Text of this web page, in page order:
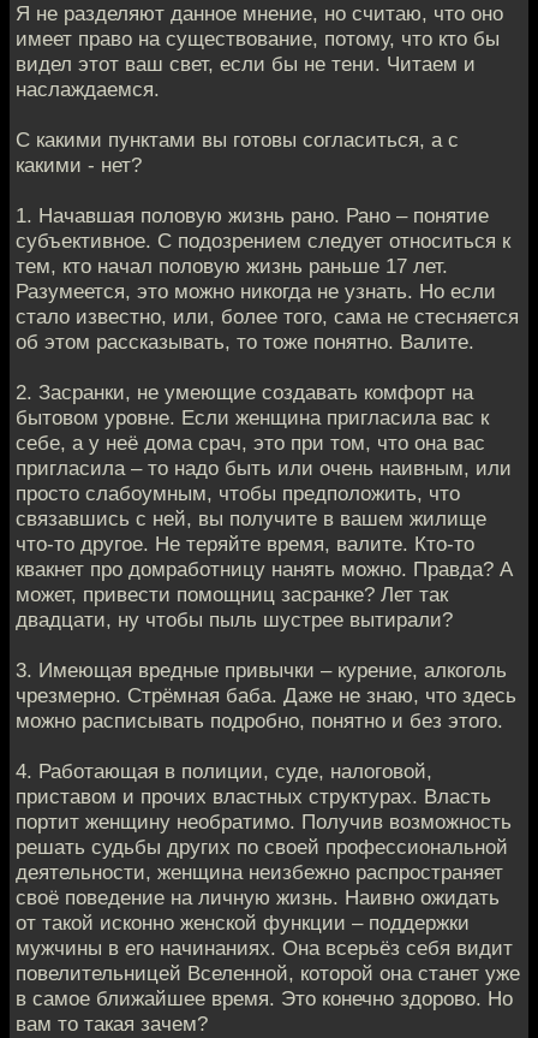
Я не разделяют данное мнение, но считаю, что оно
имеет право на существование, потому, что кто бы
видел этот ваш свет, если бы не тени. Читаем и
наслаждаемся.
С какими пунктами вы готовы согласиться, а с
какими - нет?
1. Начавшая половую жизнь рано. Рано – понятие
субъективное. С подозрением следует относиться к
тем, кто начал половую жизнь раньше 17 лет.
Разумеется, это можно никогда не узнать. Но если
стало известно, или, более того, сама не стесняется
об этом рассказывать, то тоже понятно. Валите.
2. Засранки, не умеющие создавать комфорт на
бытовом уровне. Если женщина пригласила вас к
себе, а у неё дома срач, это при том, что она вас
пригласила – то надо быть или очень наивным, или
просто слабоумным, чтобы предположить, что
связавшись с ней, вы получите в вашем жилище
что-то другое. Не теряйте время, валите. Кто-то
квакнет про домработницу нанять можно. Правда? А
может, привести помощниц засранке? Лет так
двадцати, ну чтобы пыль шустрее вытирали?
3. Имеющая вредные привычки – курение, алкоголь
чрезмерно. Стрёмная баба. Даже не знаю, что здесь
можно расписывать подробно, понятно и без этого.
4. Работающая в полиции, суде, налоговой,
приставом и прочих властных структурах. Власть
портит женщину необратимо. Получив возможность
решать судьбы других по своей профессиональной
деятельности, женщина неизбежно распространяет
своё поведение на личную жизнь. Наивно ожидать
от такой исконно женской функции – поддержки
мужчины в его начинаниях. Она всерьёз себя видит
повелительницей Вселенной, которой она станет уже
в самое ближайшее время. Это конечно здорово. Но
вам то такая зачем?